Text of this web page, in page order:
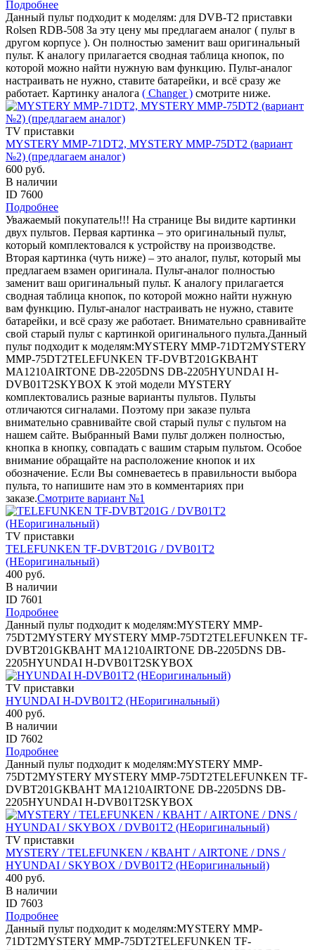
Подробнее
Данный пульт подходит к моделям: для DVB-T2 приставки
Rolsen RDB-508 За эту цену мы предлагаем аналог ( пульт в
другом корпусе ). Он полностью заменит ваш оригинальный
пульт. К аналогу прилагается сводная таблица кнопок, по
которой можно найти нужную вам функцию. Пульт-аналог
настраивать не нужно, ставите батарейки, и всё сразу же
работает. Картинку аналога ( Changer ) смотрите ниже.
TV приставки
MYSTERY MMP-71DT2, MYSTERY MMP-75DT2 (вариант
№2) (предлагаем аналог)
600 руб.
В наличии
ID 7600
Подробнее
Уважаемый покупатель!!! На странице Вы видите картинки
двух пультов. Первая картинка – это оригинальный пульт,
который комплектовался к устройству на производстве.
Вторая картинка (чуть ниже) – это аналог, пульт, который мы
предлагаем взамен оригинала. Пульт-аналог полностью
заменит ваш оригинальный пульт. К аналогу прилагается
сводная таблица кнопок, по которой можно найти нужную
вам функцию. Пульт-аналог настраивать не нужно, ставите
батарейки, и всё сразу же работает. Внимательно сравнивайте
свой старый пульт с картинкой оригинального пульта.Данный
пульт подходит к моделям:MYSTERY MMP-71DT2MYSTERY
MMP-75DT2TELEFUNKEN TF-DVBT201GКВАНТ
MA1210AIRTONE DB-2205DNS DB-2205HYUNDAI H-
DVB01T2SKYBOX К этой модели MYSTERY
комплектовались разные варианты пультов. Пульты
отличаются сигналами. Поэтому при заказе пульта
внимательно сравнивайте свой старый пульт с пультом на
нашем сайте. Выбранный Вами пульт должен полностью,
кнопка в кнопку, совпадать с вашим старым пультом. Особое
внимание обращайте на расположение кнопок и их
обозначение. Если Вы сомневаетесь в правильности выбора
пульта, то напишите нам это в комментариях при
заказе.Смотрите вариант №1
TV приставки
TELEFUNKEN TF-DVBT201G / DVB01T2
(НЕоригинальный)
400 руб.
В наличии
ID 7601
Подробнее
Данный пульт подходит к моделям:MYSTERY MMP-
75DT2MYSTERY MYSTERY MMP-75DT2TELEFUNKEN TF-
DVBT201GКВАНТ MA1210AIRTONE DB-2205DNS DB-
2205HYUNDAI H-DVB01T2SKYBOX
TV приставки
HYUNDAI H-DVB01T2 (НЕоригинальный)
400 руб.
В наличии
ID 7602
Подробнее
Данный пульт подходит к моделям:MYSTERY MMP-
75DT2MYSTERY MYSTERY MMP-75DT2TELEFUNKEN TF-
DVBT201GКВАНТ MA1210AIRTONE DB-2205DNS DB-
2205HYUNDAI H-DVB01T2SKYBOX
TV приставки
MYSTERY / TELEFUNKEN / КВАНТ / AIRTONE / DNS /
HYUNDAI / SKYBOX / DVB01T2 (НЕоригинальный)
400 руб.
В наличии
ID 7603
Подробнее
Данный пульт подходит к моделям:MYSTERY MMP-
71DT2MYSTERY MMP-75DT2TELEFUNKEN TF-